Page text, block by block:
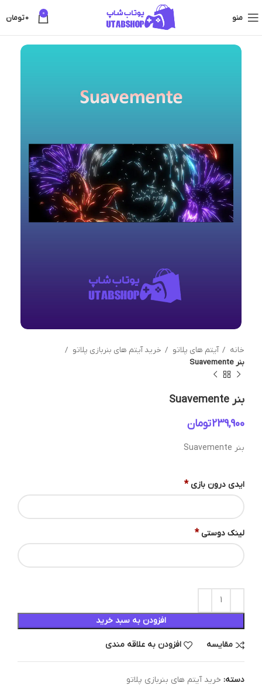
منو 0
0تومان
خانه آیتم های پلاتو
خرید آیتم های بنربازی پلاتو
بنر Suavemente
بنر Suavemente
تومان
بنر Suavemente
ایدی درون بازی *
لینک دوستی *
افزودن به سبد خرید
مقایسه افزودن به علاقه مندی
دسته: خرید آیتم های بنربازی پلاتو